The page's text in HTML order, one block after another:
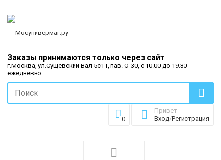
Заказы принимаются только через сайт
г.Москва, ул.Сущевский Вал 5с11, пав. О-30, с 10.00 до 19.30 -
ежедневно
0
Привет
Вход/Регистрация